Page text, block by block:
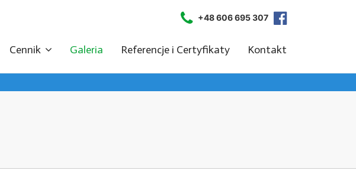
+48 606 695 307
Cennik Galeria Referencje i Certyfikaty Kontakt